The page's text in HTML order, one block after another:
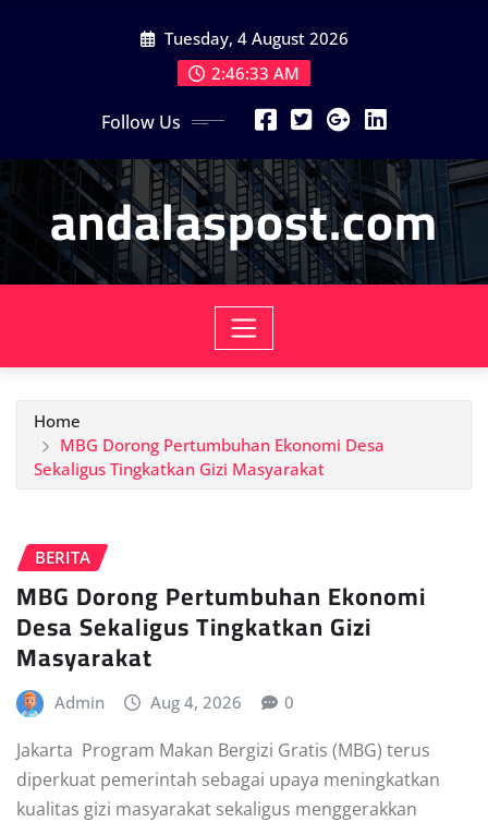
Tuesday, 4 August 2026
2:46:33 AM
Follow Us
andalaspost.com
Home
MBG Dorong Pertumbuhan Ekonomi Desa
Sekaligus Tingkatkan Gizi Masyarakat
BERITA
MBG Dorong Pertumbuhan Ekonomi
Desa Sekaligus Tingkatkan Gizi
Masyarakat
Admin Aug 4, 2026 0
Jakarta  Program Makan Bergizi Gratis (MBG) terus
diperkuat pemerintah sebagai upaya meningkatkan
kualitas gizi masyarakat sekaligus menggerakkan